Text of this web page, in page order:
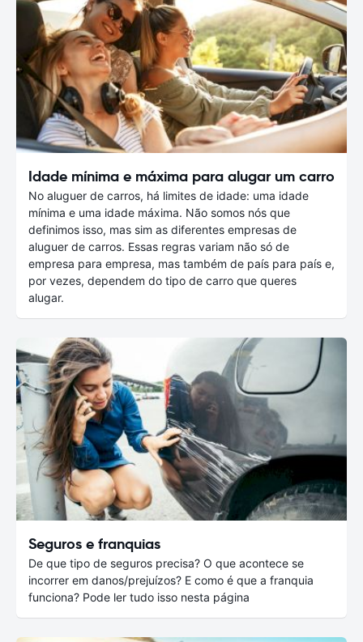
Idade mínima e máxima para alugar um carro
No aluguer de carros, há limites de idade: uma idade
mínima e uma idade máxima. Não somos nós que
definimos isso, mas sim as diferentes empresas de
aluguer de carros. Essas regras variam não só de
empresa para empresa, mas também de país para país e,
por vezes, dependem do tipo de carro que queres
alugar.
Seguros e franquias
De que tipo de seguros precisa? O que acontece se
incorrer em danos/prejuízos? E como é que a franquia
funciona? Pode ler tudo isso nesta página